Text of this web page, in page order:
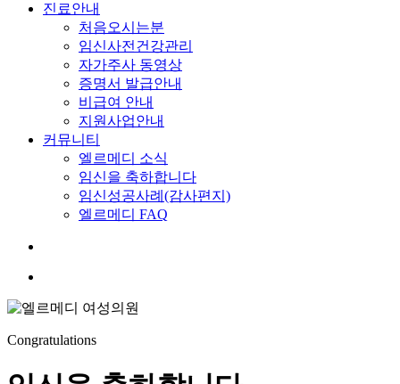
진료안내
처음오시는분
임신사전건강관리
자가주사 동영상
증명서 발급안내
비급여 안내
지원사업안내
커뮤니티
엘르메디 소식
임신을 축하합니다
임신성공사례(감사편지)
엘르메디 FAQ
Congratulations